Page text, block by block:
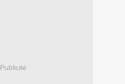
Publicité